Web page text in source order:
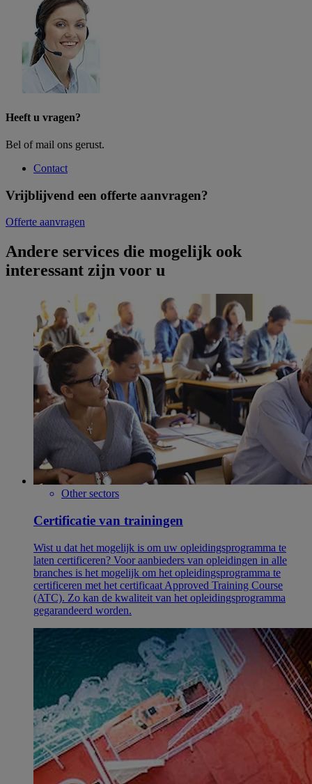
Heeft u vragen?
Bel of mail ons gerust.
Contact
Vrijblijvend een offerte aanvragen?
Offerte aanvragen
Andere services die mogelijk ook
interessant zijn voor u
Other sectors
Certificatie van trainingen
Wist u dat het mogelijk is om uw opleidingsprogramma te
laten certificeren? Voor aanbieders van opleidingen in alle
branches is het mogelijk om het opleidingsprogramma te
certificeren met het certificaat Approved Training Course
(ATC). Zo kan de kwaliteit van het opleidingsprogramma
gegarandeerd worden.